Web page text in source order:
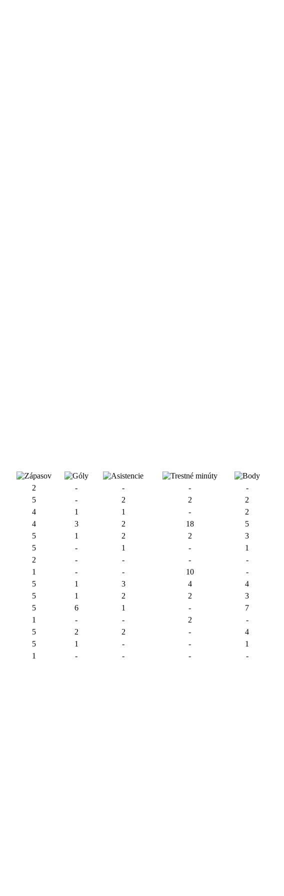
2 - - -
-
5 - 2 2
2
4 1 1 -
2
4 3 2 18
5
5 1 2 2
3
5 - 1 -
1
2 - - -
-
1 - - 10
-
5 1 3 4
4
5 1 2 2
3
5 6 1 -
7
1 - - 2
-
5 2 2 -
4
5 1 - -
1
1 - - - -